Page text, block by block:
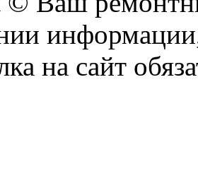
на сайт